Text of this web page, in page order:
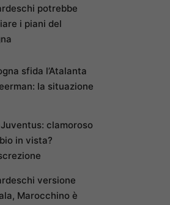
potrebbe
i piani del
sfida l’Atalanta
la situazione
clamoroso
in vista?
versione
Marocchino è